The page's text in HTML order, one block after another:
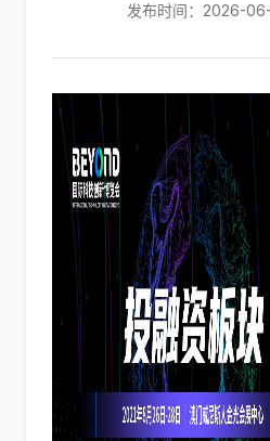
发布时间：2026-